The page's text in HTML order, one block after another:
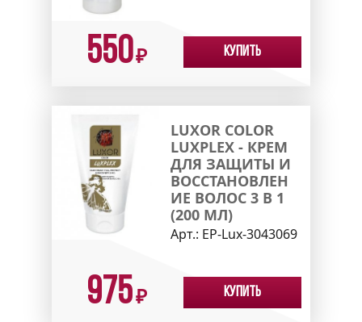
550₽ Купить
LUXOR COLOR
LUXPLEX - КРЕМ
ДЛЯ ЗАЩИТЫ И
ВОССТАНОВЛЕН
ИЕ ВОЛОС 3 В 1
(200 МЛ)
Арт.: EP-Lux-3043069
975₽ Купить